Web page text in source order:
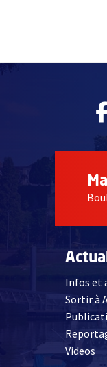
Infos et
Sortir à
Videos,